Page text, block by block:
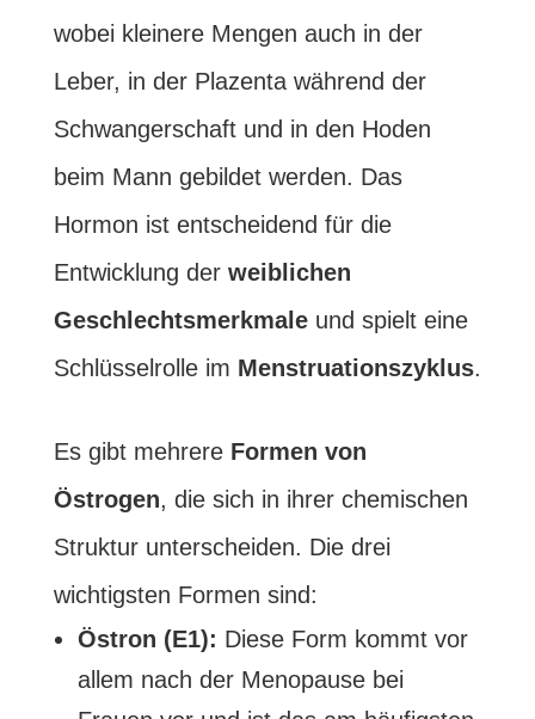
wobei kleinere Mengen auch in der
Leber, in der Plazenta während der
Schwangerschaft und in den Hoden
beim Mann gebildet werden. Das
Hormon ist entscheidend für die
Entwicklung der weiblichen
Geschlechtsmerkmaleund spielt eine
Schlüsselrolle im Menstruationszyklus.
Es gibt mehrere Formen von
Östrogen, die sich in ihrer chemischen
Struktur unterscheiden. Die drei
wichtigsten Formen sind:
Östron (E1): Diese Form kommt vor
allem nach der Menopause bei